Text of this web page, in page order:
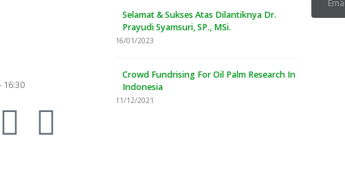
16:30
Selamat & Sukses Atas Dilantiknya Dr.
Prayudi Syamsuri, SP., MSi.
16/01/2023
Crowd Fundrising For Oil Palm Research In
Indonesia
11/12/2021